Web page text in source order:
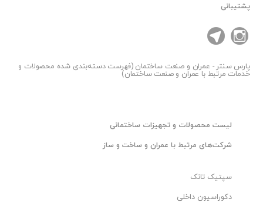
پشتیبانی
پارس سنتر- عمران و صنعت ساختمان (فهرست دسته‌بندی شده محصولات و
خدمات مرتبط با عمران و صنعت ساختمان)
لیست محصولات و تجهیزات ساختمانی
شرکت‌های مرتبط با عمران و ساخت و ساز
سپتیک تانک
دکوراسیون داخلی